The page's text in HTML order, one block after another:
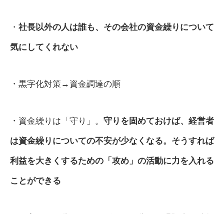
・ 社長以外の人は誰も、その会社の資金繰りについて
気にしてくれない
・黒字化対策→資金調達の順
・資金繰りは「守り」。 守りを固めておけば、経営者
は資金繰りについての不安が少なくなる。そうすれば
利益を大きくするための「攻め」の活動に力を入れる
ことができる